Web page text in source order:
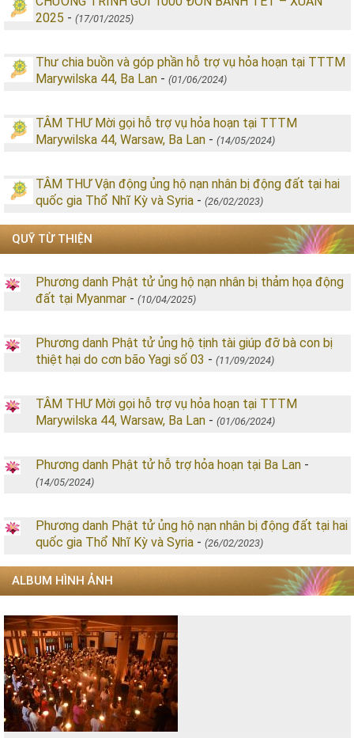
2025 - (17/01/2025)
Thư chia buồn và góp phần hỗ trợ vụ hỏa hoạn tại TTTM
Marywilska 44, Ba Lan - (01/06/2024)
TÂM THƯ Mời gọi hỗ trợ vụ hỏa hoạn tại TTTM
Marywilska 44, Warsaw, Ba Lan - (14/05/2024)
TÂM THƯ Vận động ủng hộ nạn nhân bị động đất tại hai
quốc gia Thổ Nhĩ Kỳ và Syria - (26/02/2023)
QUỸ TỪ THIỆN
Phương danh Phật tử ủng hộ nạn nhân bị thảm họa động
đất tại Myanmar - (10/04/2025)
Phương danh Phật tử ủng hộ tịnh tài giúp đỡ bà con bị
thiệt hại do cơn bão Yagi số 03 - (11/09/2024)
TÂM THƯ Mời gọi hỗ trợ vụ hỏa hoạn tại TTTM
Marywilska 44, Warsaw, Ba Lan - (01/06/2024)
Phương danh Phật tử hỗ trợ hỏa hoạn tại Ba Lan -
(14/05/2024)
Phương danh Phật tử ủng hộ nạn nhân bị động đất tại hai
quốc gia Thổ Nhĩ Kỳ và Syria - (26/02/2023)
ALBUM HÌNH ẢNH